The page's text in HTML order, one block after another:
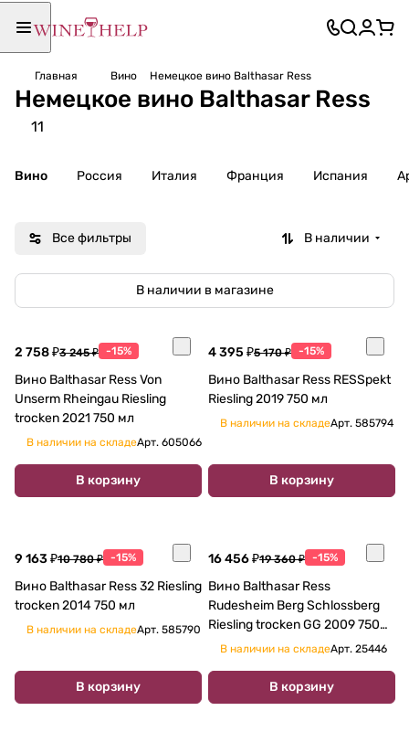
Главная Вино Немецкое вино Balthasar Ress
Немецкое вино Balthasar Ress
11
Вино Россия Италия Франция Испания
Все фильтры В наличии
В наличии в магазине
2 758 ₽3 245 ₽ -15%
Вино Balthasar Ress Von
Unserm Rheingau Riesling
trocken 2021 750 мл
В наличии на складеАрт. 605066
В корзину
4 395 ₽5 170 ₽ -15%
Вино Balthasar Ress RESSpekt
Riesling 2019 750 мл
В наличии на складеАрт. 585794
В корзину
9 163 ₽10 780 ₽ -15%
Вино Balthasar Ress 32 Riesling
trocken 2014 750 мл
В наличии на складеАрт. 585790
В корзину
16 456 ₽19 360 ₽ -15%
Вино Balthasar Ress
Rudesheim Berg Schlossberg
Riesling trocken GG 2009 750
млВ наличии на складеАрт. 25446
В корзину